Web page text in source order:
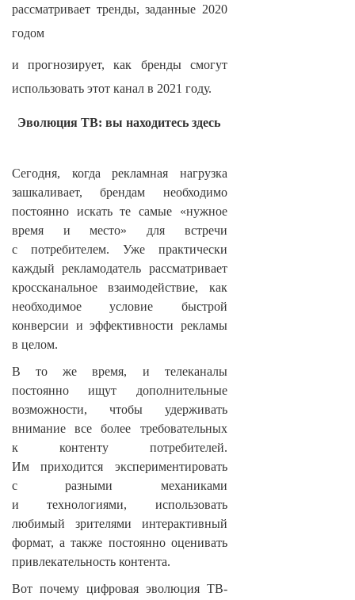
рассматривает тренды, заданные 2020
годом
и прогнозирует, как бренды смогут
использовать этот канал в 2021 году.
Эволюция ТВ: вы находитесь здесь
Сегодня, когда рекламная нагрузка
зашкаливает, брендам необходимо
постоянно искать те самые «нужное
время и место» для встречи
с потребителем. Уже практически
каждый рекламодатель рассматривает
кроссканальное взаимодействие, как
необходимое условие быстрой
конверсии и эффективности рекламы
в целом.
В то же время, и телеканалы
постоянно ищут дополнительные
возможности, чтобы удерживать
внимание все более требовательных
к контенту потребителей.
Им приходится экспериментировать
с разными механиками
и технологиями, использовать
любимый зрителями интерактивный
формат, а также постоянно оценивать
привлекательность контента.
Вот почему цифровая эволюция ТВ-